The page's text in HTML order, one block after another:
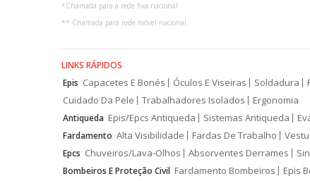
*Chamada para a rede fixa nacional
** Chamada para rede móvel nacional
LINKS RÁPIDOS
Epis Capacetes E Bonés Óculos E Viseiras Soldadura
Cuidado Da Pele
Trabalhadores Isolados Ergonomia
Antiqueda Epis/Epcs Antiqueda Sistemas Antiqueda
Fardamento Alta Visibilidade Fardas De Trabalho
Epcs Chuveiros/Lava-Olhos Absorventes Derrames
Bombeiros E Proteção Civil Fardamento Bombeiros Epis